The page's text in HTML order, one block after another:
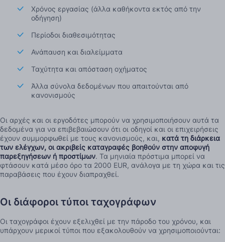
Χρόνος εργασίας (άλλα καθήκοντα εκτός από την
οδήγηση)
Περίοδοι διαθεσιμότητας
Ανάπαυση και διαλείμματα
Ταχύτητα και απόσταση οχήματος
Άλλα σύνολα δεδομένων που απαιτούνται από
κανονισμούς
Οι αρχές και οι εργοδότες μπορούν να χρησιμοποιήσουν αυτά τα
δεδομένα για να επιβεβαιώσουν ότι οι οδηγοί και οι επιχειρήσεις
έχουν συμμορφωθεί με τους κανονισμούς, και, κατά τη διάρκεια
των ελέγχων, οι ακριβείς καταγραφές βοηθούν στην αποφυγή
παρεξηγήσεων ή προστίμων. Τα μηνιαία πρόστιμα μπορεί να
φτάσουν κατά μέσο όρο τα 2000 EUR, ανάλογα με τη χώρα και τις
παραβάσεις που έχουν διαπραχθεί.
Οι διάφοροι τύποι ταχογράφων
Οι ταχογράφοι έχουν εξελιχθεί με την πάροδο του χρόνου, και
υπάρχουν μερικοί τύποι που εξακολουθούν να χρησιμοποιούνται: